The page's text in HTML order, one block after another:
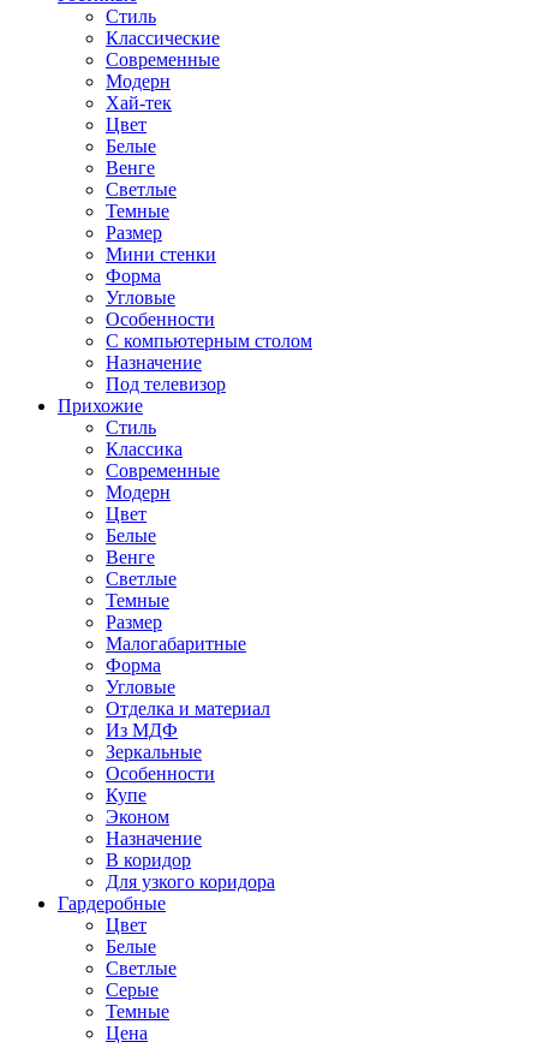
Стиль
Классические
Современные
Модерн
Хай-тек
Цвет
Белые
Венге
Светлые
Темные
Размер
Мини стенки
Форма
Угловые
Особенности
С компьютерным столом
Назначение
Под телевизор
Прихожие
Стиль
Классика
Современные
Модерн
Цвет
Белые
Венге
Светлые
Темные
Размер
Малогабаритные
Форма
Угловые
Отделка и материал
Из МДФ
Зеркальные
Особенности
Купе
Эконом
Назначение
В коридор
Для узкого коридора
Гардеробные
Цвет
Белые
Светлые
Серые
Темные
Цена